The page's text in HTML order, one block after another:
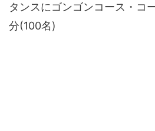
タンスにゴンゴンコース・コ
分(100名)